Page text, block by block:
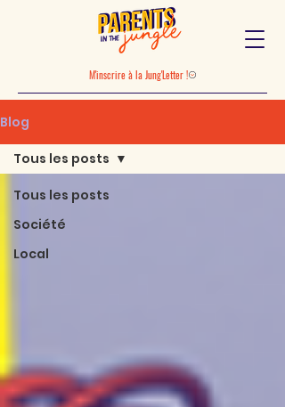
M'inscrire à la Jung'Letter !
Blog
Tous les posts
Société
Local
Tous les posts